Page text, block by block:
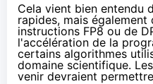
Cela vient bien entendu
rapides, mais également
instructions FP8 ou de
l'accélération de la
certains algorithmes
domaine scientifique.
venir devraient